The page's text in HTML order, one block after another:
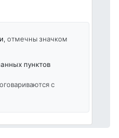
, отмечны значком
пунктов
с